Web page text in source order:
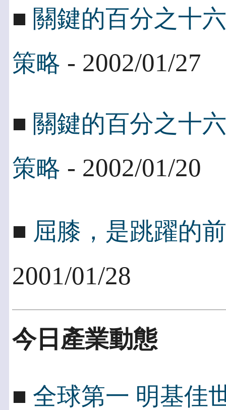
■ 關鍵的百分之十
策略 - 2002/01/27
■ 關鍵的百分之十
策略 - 2002/01/20
■ 屈膝，是跳躍的
2001/01/28
今日產業動態
■ 全球第一 明基佳